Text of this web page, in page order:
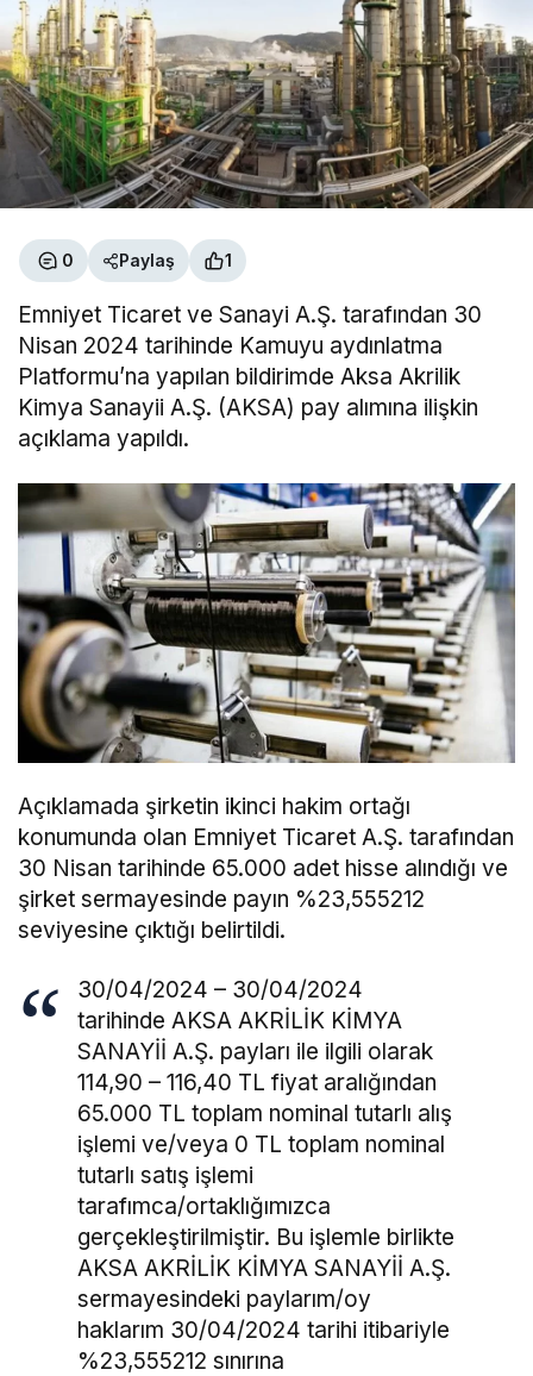
0 Paylaş 1
Emniyet Ticaret ve Sanayi A.Ş. tarafından 30
Nisan 2024 tarihinde Kamuyu aydınlatma
Platformu’na yapılan bildirimde Aksa Akrilik
Kimya Sanayii A.Ş. (AKSA) pay alımına ilişkin
açıklama yapıldı.
Açıklamada şirketin ikinci hakim ortağı
konumunda olan Emniyet Ticaret A.Ş. tarafından
30 Nisan tarihinde 65.000 adet hisse alındığı ve
şirket sermayesinde payın %23,555212
seviyesine çıktığı belirtildi.
30/04/2024 – 30/04/2024
tarihinde AKSA AKRİLİK KİMYA
SANAYİİ A.Ş. payları ile ilgili olarak
114,90 – 116,40 TL fiyat aralığından
65.000 TL toplam nominal tutarlı alış
işlemi ve/veya 0 TL toplam nominal
tutarlı satış işlemi
tarafımca/ortaklığımızca
gerçekleştirilmiştir. Bu işlemle birlikte
AKSA AKRİLİK KİMYA SANAYİİ A.Ş.
sermayesindeki paylarım/oy
haklarım 30/04/2024 tarihi itibariyle
%23,555212 sınırına